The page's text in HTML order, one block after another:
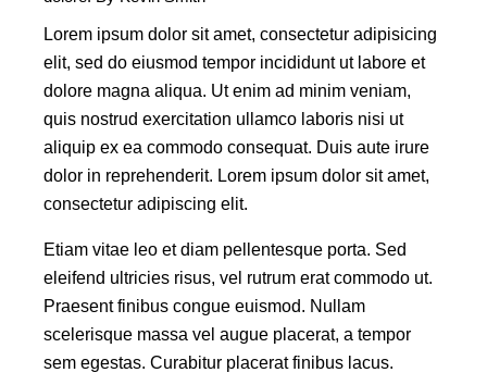
Lorem ipsum dolor sit amet, consectetur adipisicing
elit, sed do eiusmod tempor incididunt ut labore et
dolore magna aliqua. Ut enim ad minim veniam,
quis nostrud exercitation ullamco laboris nisi ut
aliquip ex ea commodo consequat. Duis aute irure
dolor in reprehenderit. Lorem ipsum dolor sit amet,
consectetur adipiscing elit.
Etiam vitae leo et diam pellentesque porta. Sed
eleifend ultricies risus, vel rutrum erat commodo ut.
Praesent finibus congue euismod. Nullam
scelerisque massa vel augue placerat, a tempor
sem egestas. Curabitur placerat finibus lacus.